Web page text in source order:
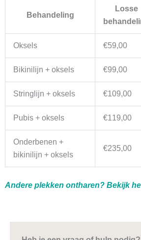
Behandeling
Losse
Oksels €59,00
Bikinilijn + oksels €99,00
Stringlijn + oksels €109,00
Pubis + oksels €119,00
Onderbenen +
bikinilijn + oksels
€235,00
Andere plekken ontharen? Bekijk